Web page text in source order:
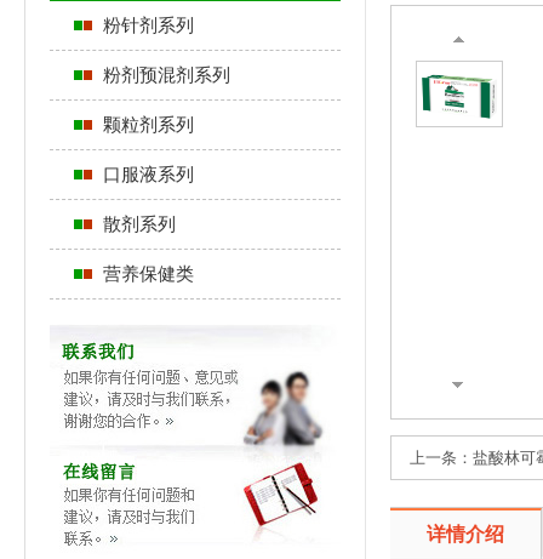
粉针剂系列
粉剂预混剂系列
颗粒剂系列
口服液系列
散剂系列
营养保健类
上一条： 盐酸林可
详情介绍